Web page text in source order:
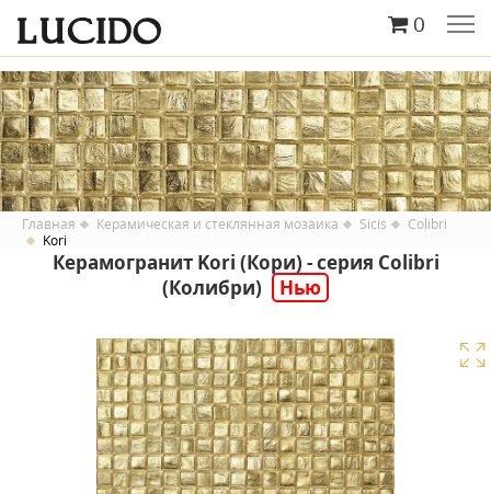
0
Главная Керамическая и стеклянная мозаика Sicis
Colibri
Kori
Керамогранит Kori (Кори) - серия Colibri
(Колибри)
Нью